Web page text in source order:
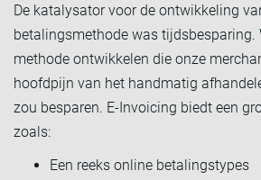
De katalysator voor de ontwikkeling
betalingsmethode was tijdsbesparing.
methode ontwikkelen die onze
hoofdpijn van het handmatig
zou besparen. E-Invoicing biedt een
zoals:
Een reeks online betalingstypes